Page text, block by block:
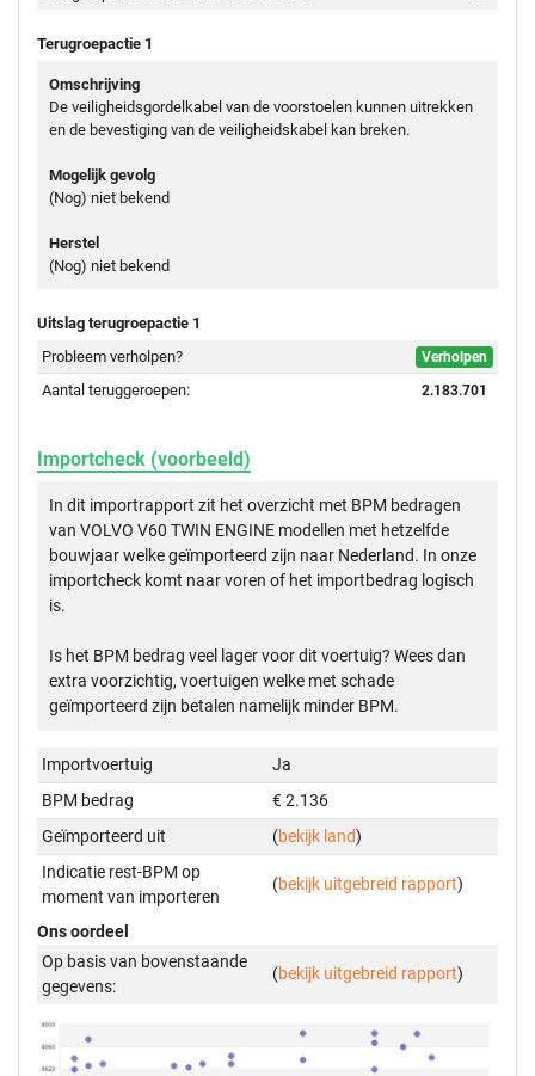
Terugroepactie 1
Omschrijving
De veiligheidsgordelkabel van de voorstoelen kunnen uitrekken
en de bevestiging van de veiligheidskabel kan breken.
Mogelijk gevolg
(Nog) niet bekend
Herstel
(Nog) niet bekend
Uitslag terugroepactie 1
Probleem verholpen?
Verholpen
Aantal teruggeroepen: 2.183.701
Importcheck (voorbeeld)
In dit importrapport zit het overzicht met BPM bedragen
van VOLVO V60 TWIN ENGINE modellen met hetzelfde
bouwjaar welke geïmporteerd zijn naar Nederland. In onze
importcheck komt naar voren of het importbedrag logisch
is.
Is het BPM bedrag veel lager voor dit voertuig? Wees dan
extra voorzichtig, voertuigen welke met schade
geïmporteerd zijn betalen namelijk minder BPM.
Importvoertuig
Ja
BPM bedrag
€ 2.136
Geïmporteerd uit
(bekijk land)
Indicatie rest-BPM op
moment van importeren
(bekijk uitgebreid rapport)
Ons oordeel
Op basis van bovenstaande
gegevens:
(bekijk uitgebreid rapport)